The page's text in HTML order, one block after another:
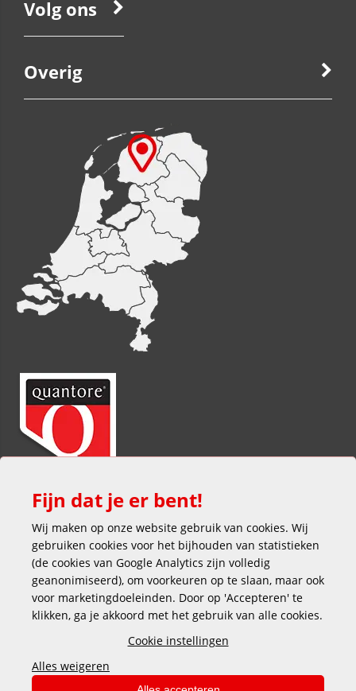
Volg ons
Overig
Veilig en gemakkelijk betalen
Fijn dat je er bent!
Wij maken op onze website gebruik van cookies. Wij
gebruiken cookies voor het bijhouden van statistieken
(de cookies van Google Analytics zijn volledig
geanonimiseerd), om voorkeuren op te slaan, maar ook
voor marketingdoeleinden. Door op 'Accepteren' te
klikken, ga je akkoord met het gebruik van alle cookies.
Cookie instellingen
Alles weigeren